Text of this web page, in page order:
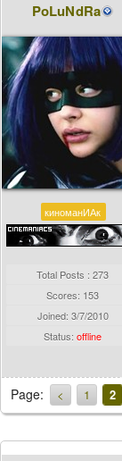
PoLuNdRa
киноманИАк
Total Posts : 273
Scores: 153
Joined: 3/7/2010
Status:offline
Page: < 1 2